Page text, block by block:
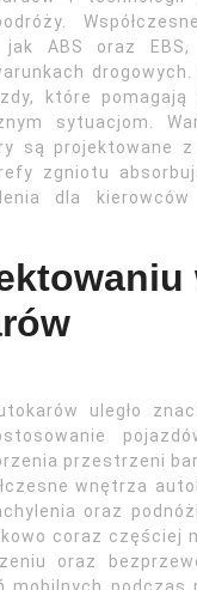
ABS oraz
które pomagają
sytuacjom.
są projektowane
zgniotu
dla
uległo
przestrzeni
wnętrza
oraz
coraz częściej
oraz